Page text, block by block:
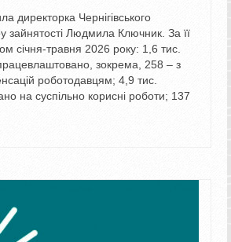
директорка Чернігівського
зайнятості Людмила Ключник. За її
січня-травня 2026 року: 1,6 тис.
зокрема, 258 – з
роботодавцям; 4,9 тис.
на суспільно корисні роботи; 137